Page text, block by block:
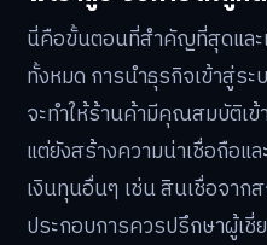
นี่คือขั้นตอนที่สำคัญที่สุดและ
ทั้งหมด การนำธุรกิจเข้าสู่ร
จะทำให้ร้านค้ามีคุณสมบัติเ
แต่ยังสร้างความน่าเชื่อถือแล
เงินทุนอื่นๆ เช่น สินเชื่อจาก
ประกอบการควรปรึกษาผู้เ